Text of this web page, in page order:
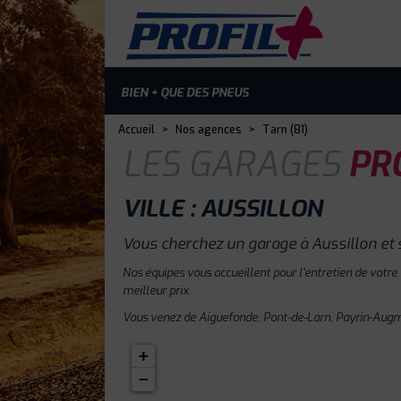
BIEN + QUE DES PNEUS
Accueil > Nos agences > Tarn (81)
LES GARAGES
VILLE : AUSSILLON
Vous cherchez un garage à Aussillon
Nos équipes vous accueillent pour l'entretien de
meilleur prix.
Vous venez de Aiguefonde, Pont-de-Larn, Payrin-
+
−